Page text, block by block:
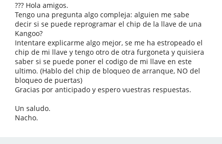
??? Hola amigos.
Tengo una pregunta algo compleja: alguien me sabe
decir si se puede reprogramar el chip de la llave de una
Kangoo?
Intentare explicarme algo mejor, se me ha estropeado el
chip de mi llave y tengo otro de otra furgoneta y quisiera
saber si se puede poner el codigo de mi llave en este
ultimo. (Hablo del chip de bloqueo de arranque, NO del
bloqueo de puertas)
Gracias por anticipado y espero vuestras respuestas.
Un saludo.
Nacho.